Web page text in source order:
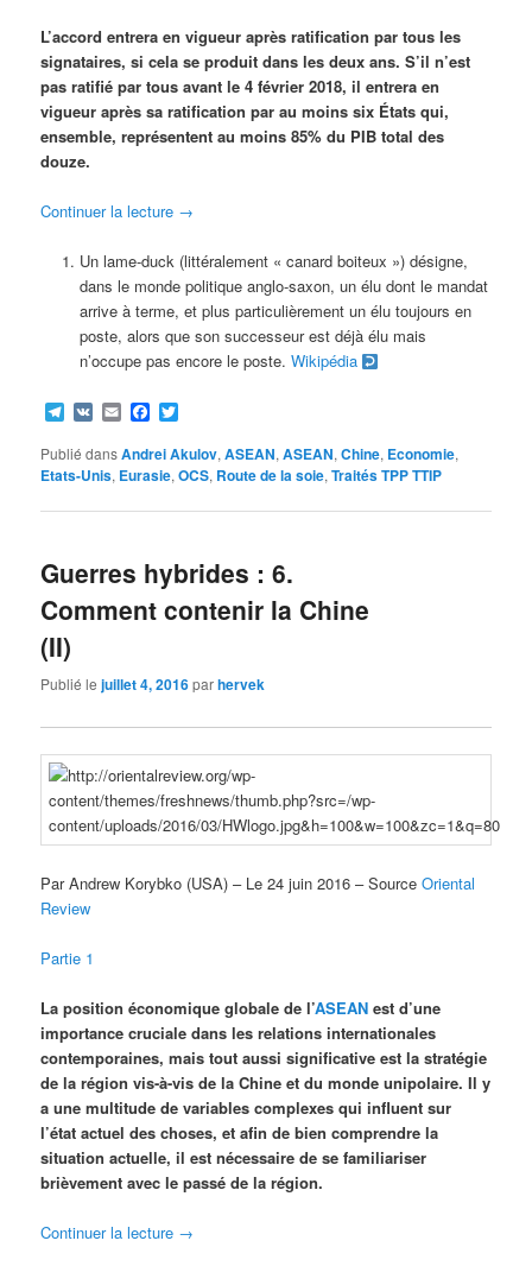
L’accord entrera en vigueur après ratification par tous les
signataires, si cela se produit dans les deux ans. S’il n’est
pas ratifié par tous avant le 4 février 2018, il entrera en
vigueur après sa ratification par au moins six États qui,
ensemble, représentent au moins 85% du PIB total des
douze.
Continuer la lecture →
Un lame-duck(littéralement « canard boiteux ») désigne,
dans le monde politique anglo-saxon, un élu dont le mandat
arrive à terme, et plus particulièrement un élu toujours en
poste, alors que son successeur est déjà élu mais
n’occupe pas encore le poste. Wikipédia
Telegram
VK EmailFacebook
Publié dansAndrei Akulov,ASEAN,ASEAN,Chine, Economie,
Etats-Unis, Eurasie,OCS, Route de la soie,Traités TPP TTIP
Guerres hybrides : 6.
Comment contenir la Chine
(II)
Publié lejuillet 4, 2016parhervek
Par Andrew Korybko (USA) – Le 24 juin 2016 – SourceOriental
Review
Partie 1
La position économique globale de l’ASEAN est d’une
importance cruciale dans les relations internationales
contemporaines, mais tout aussi significative est la stratégie
de la région vis-à-vis de la Chine et du monde unipolaire. Il y
a une multitude de variables complexes qui influent sur
l’état actuel des choses, et afin de bien comprendre la
situation actuelle, il est nécessaire de se familiariser
brièvement avec le passé de la région.
Continuer la lecture →